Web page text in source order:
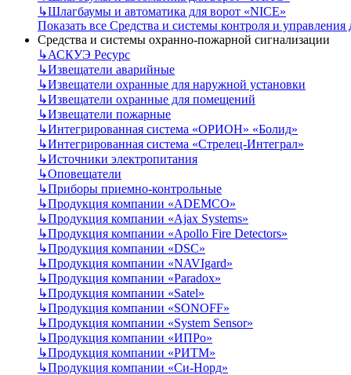
↳Шлагбаумы и автоматика для ворот «NICE»
Показать все Средства и системы контроля и управления
Средства и системы охранно-пожарной сигнализации
↳АСКУЭ Ресурс
↳Извещатели аварийные
↳Извещатели охранные для наружной установки
↳Извещатели охранные для помещений
↳Извещатели пожарные
↳Интегрированная система «ОРИОН» «Болид»
↳Интегрированная система «Стрелец-Интеграл»
↳Источники электропитания
↳Оповещатели
↳Приборы приемно-контрольные
↳Продукция компании «ADEMCO»
↳Продукция компании «Ajax Systems»
↳Продукция компании «Apollo Fire Detectors»
↳Продукция компании «DSC»
↳Продукция компании «NAVIgard»
↳Продукция компании «Paradox»
↳Продукция компании «Satel»
↳Продукция компании «SONOFF»
↳Продукция компании «System Sensor»
↳Продукция компании «ИПРо»
↳Продукция компании «РИТМ»
↳Продукция компании «Си-Норд»